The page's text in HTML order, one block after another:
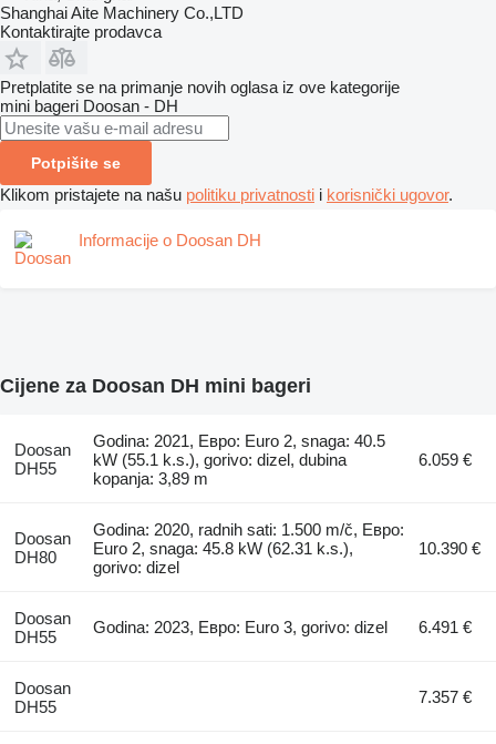
Shanghai Aite Machinery Co.,LTD
Kontaktirajte prodavca
Pretplatite se na primanje novih oglasa iz ove kategorije
mini bageri Doosan - DH
Potpišite se
Klikom pristajete na našu politiku privatnosti i korisnički ugovor.
Informacije o Doosan DH
Cijene za Doosan DH mini bageri
Doosan
DH55
Godina: 2021, Евро: Euro 2, snaga: 40.5
kW (55.1 k.s.), gorivo: dizel, dubina
kopanja: 3,89 m
6.059 €
Doosan
DH80
Godina: 2020, radnih sati: 1.500 m/č, Евро:
Euro 2, snaga: 45.8 kW (62.31 k.s.),
gorivo: dizel
10.390 €
Doosan
DH55
Godina: 2023, Евро: Euro 3, gorivo: dizel 6.491 €
Doosan
DH55
7.357 €